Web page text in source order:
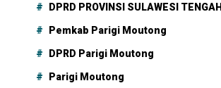
DPRD PROVINSI SULAWESI TENGAH
Pemkab Parigi Moutong
DPRD Parigi Moutong
Parigi Moutong